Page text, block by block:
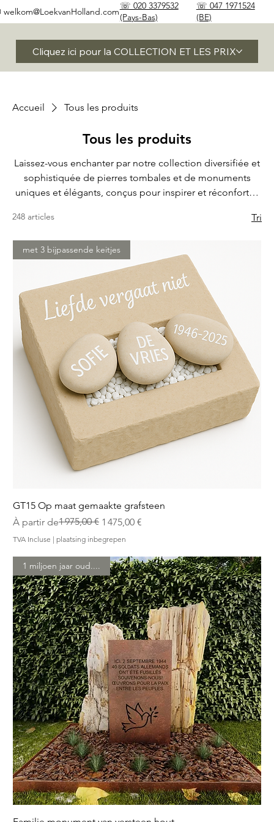
Cliquez ici pour la COLLECTION ET LES PRIX
☏ 020 3379532
(Pays-Bas)
☏ 047 1971524
(BE)
welkom@LoekvanHolland.com
Accueil Tous les produits
Tous les produits
Laissez-vous enchanter par notre collection diversifiée et
sophistiquée de pierres tombales et de monuments
uniques et élégants, conçus pour inspirer et réconforter.
intemporelle et le savoir-faire derrière chaque pièce.
styles et de matériaux, et trouvez l'hommage parfait qui
honore la mémoire de vos proches avec grâce et beauté.
248 articles Tri
met 3 bijpassende keitjes
GT15 Op maat gemaakte grafsteen
À partir de
Prix original1 975,00 € 1 475,00 €
Prix promotionnel
TVA Incluse | plaatsing inbegrepen
1 miljoen jaar oud....